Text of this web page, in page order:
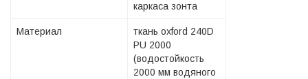
каркаса зонта
Материал
ткань oxford 240D
PU 2000
(водостойкость
2000 мм водяного